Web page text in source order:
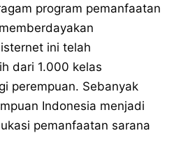
program pemanfaatan
ini telah
dari 1.000 kelas
perempuan. Sebanyak
Indonesia menjadi
pemanfaatan sarana